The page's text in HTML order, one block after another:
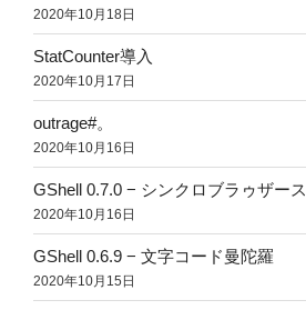
2020年10月18日
StatCounter導入
2020年10月17日
outrage#。
2020年10月16日
GShell 0.7.0 − シンクロブラゥザース
2020年10月16日
GShell 0.6.9 − 文字コード曼陀羅
2020年10月15日